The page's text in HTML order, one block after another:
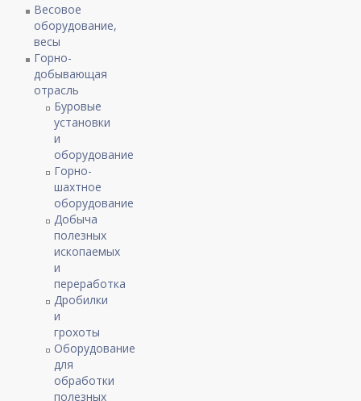
Весовое
оборудование,
весы
Горно-
добывающая
отрасль
Буровые
установки
и
оборудование
Горно-
шахтное
оборудование
Добыча
полезных
ископаемых
и
переработка
Дробилки
и
грохоты
Оборудование
для
обработки
полезных